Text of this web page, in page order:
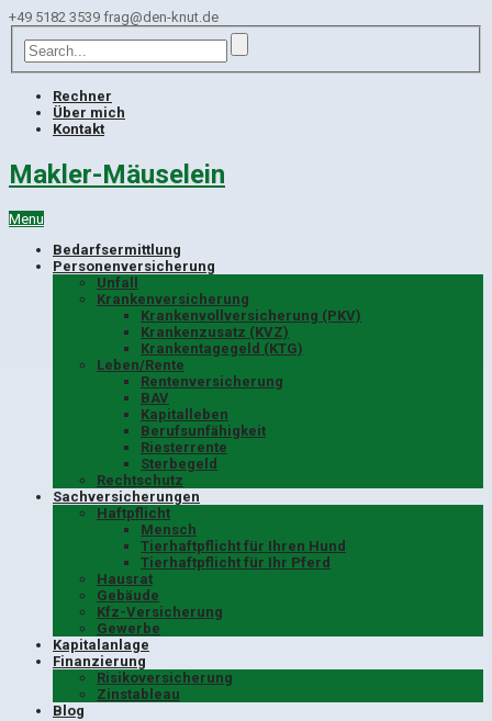
+49 5182 3539 frag@den-knut.de
Rechner
Über mich
Kontakt
Makler-Mäuselein
Menu
Bedarfsermittlung
Personenversicherung
Unfall
Krankenversicherung
Krankenvollversicherung (PKV)
Krankenzusatz (KVZ)
Krankentagegeld (KTG)
Leben/Rente
Rentenversicherung
BAV
Kapitalleben
Berufsunfähigkeit
Riesterrente
Sterbegeld
Rechtschutz
Sachversicherungen
Haftpflicht
Mensch
Tierhaftpflicht für Ihren Hund
Tierhaftpflicht für Ihr Pferd
Hausrat
Gebäude
Kfz-Versicherung
Gewerbe
Kapitalanlage
Finanzierung
Risikoversicherung
Zinstableau
Blog